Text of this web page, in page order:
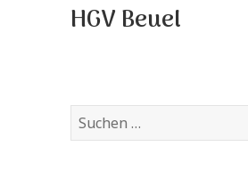
HGV Beuel
Suchen
nach: